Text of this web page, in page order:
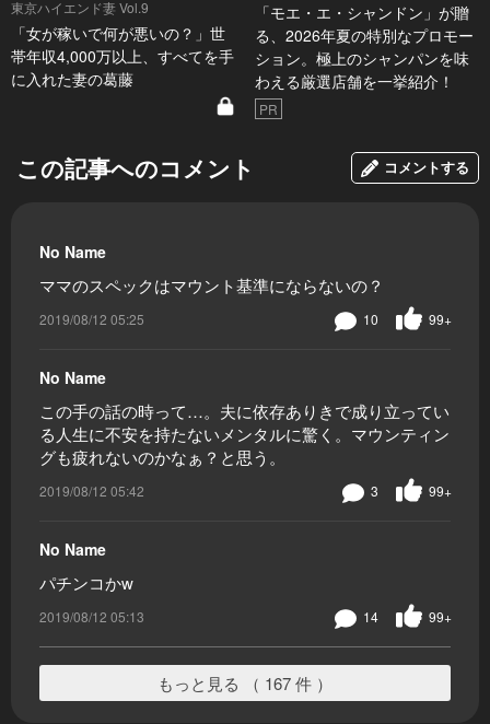
東京ハイエンド妻 Vol.9
「女が稼いで何が悪いの？」世
帯年収4,000万以上、すべてを手
に入れた妻の葛藤
「モエ・エ・シャンドン」が贈
る、2026年夏の特別なプロモー
ション。極上のシャンパンを味
わえる厳選店舗を一挙紹介！
PR
この記事へのコメント コメントする
No Name
ママのスペックはマウント基準にならないの？
2019/08/12 05:25 99+
10
No Name
この手の話の時って…。夫に依存ありきで成り立ってい
る人生に不安を持たないメンタルに驚く。マウンティン
グも疲れないのかなぁ？と思う。
2019/08/12 05:42 99+
3
No Name
パチンコかw
2019/08/12 05:13 99+
14
もっと見る （ 167 件 ）